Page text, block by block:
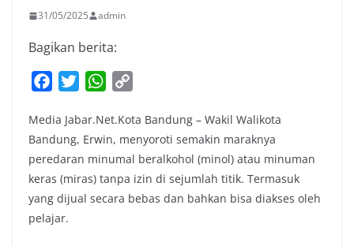
31/05/2025 admin
Bagikan berita:
c
e
b
o
o
k
i
t
e
r
W
a
t
s
A
p
p
y
L
i
n
Media Jabar.Net.Kota Bandung – Wakil Walikota
Bandung, Erwin, menyoroti semakin maraknya
peredaran minumal beralkohol (minol) atau minuman
keras (miras) tanpa izin di sejumlah titik. Termasuk
yang dijual secara bebas dan bahkan bisa diakses oleh
pelajar.